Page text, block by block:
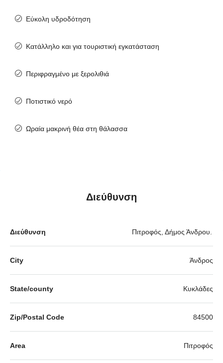
Εύκολη υδροδότηση
Κατάλληλο και για τουριστική εγκατάσταση
Περιφραγμένο με ξερολιθιά
Ποτιστικό νερό
Ωραία μακρινή θέα στη θάλασσα
Διεύθυνση
Διεύθυνση Πιτροφός, Δήμος Άνδρου.
City Άνδρος
State/county Κυκλάδες
Zip/Postal Code 84500
Area Πιτροφός